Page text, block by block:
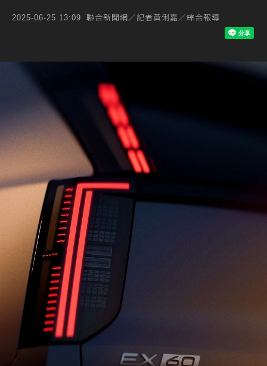
2025-06-25 13:09 聯合新聞網／記者黃俐嘉／綜合報導